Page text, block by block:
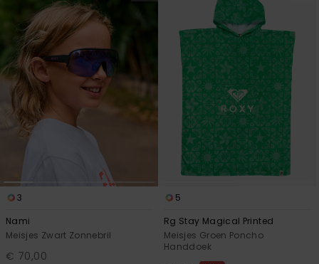
3
Nami
Meisjes Zwart Zonnebril
€ 70,00
5
Rg Stay Magical Printed
Meisjes Groen Poncho
Handdoek